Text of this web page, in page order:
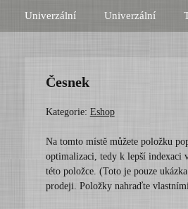
Univerzální Univerzální
Česnek
Kategorie: Eshop
Na tomto místě můžete položku
optimalizaci, tedy k lepší indexaci
této položce. (Toto je pouze
prodeji. Položky nahraďte